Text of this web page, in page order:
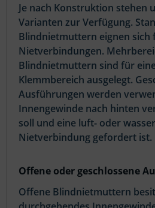
Je nach Konstruktion stehen
Varianten zur Verfügung.
Blindnietmuttern eignen sich
Nietverbindungen.
Blindnietmuttern sind für
Klemmbereich ausgelegt.
Ausführungen werden
Innengewinde nach hinten
soll und eine luft- oder
Nietverbindung gefordert ist.
Offene oder geschlossene
Offene Blindnietmuttern